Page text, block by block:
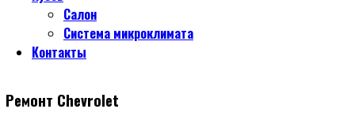
Салон
Система микроклимата
Контакты
Ремонт Chevrolet